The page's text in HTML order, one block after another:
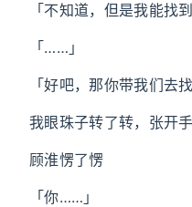
「不知道，但是我能找到
「……」
「好吧，那你带我们去
我眼珠子转了转，张开手
顾淮愣了愣
「你……」